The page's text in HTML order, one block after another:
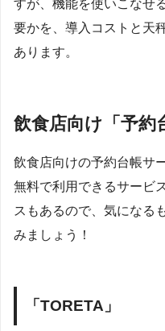
すが、機能を使いこなせ
要かを、導入コストと天
あります。
飲食店向け「予約
飲食店向けの予約台帳サ
無料で利用できるサービ
スもあるので、気になる
みましょう！
「TORETA」